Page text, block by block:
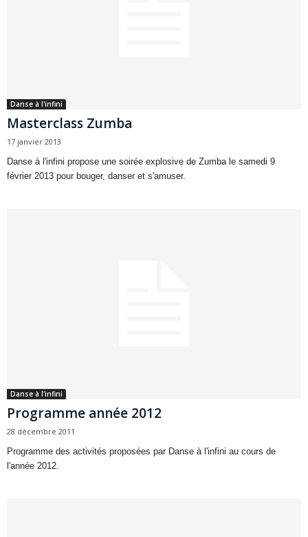
Danse à l'infini
Masterclass Zumba
17 janvier 2013
Danse à l'infini propose une soirée explosive de Zumba le samedi 9
février 2013 pour bouger, danser et s'amuser.
Danse à l'infini
Programme année 2012
28 décembre 2011
Programme des activités proposées par Danse à l'infini au cours de
l'année 2012.